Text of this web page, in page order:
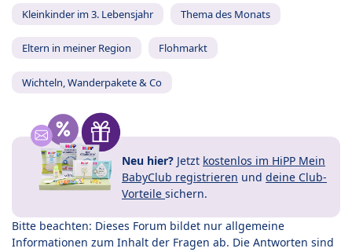
Kleinkinder im 3. Lebensjahr Thema des Monats
Eltern in meiner Region Flohmarkt
Wichteln, Wanderpakete & Co
Neu hier? Jetzt kostenlos im HiPP Mein
BabyClub registrieren und deine Club-
Vorteile sichern.
Bitte beachten: Dieses Forum bildet nur allgemeine
Informationen zum Inhalt der Fragen ab. Die Antworten sind